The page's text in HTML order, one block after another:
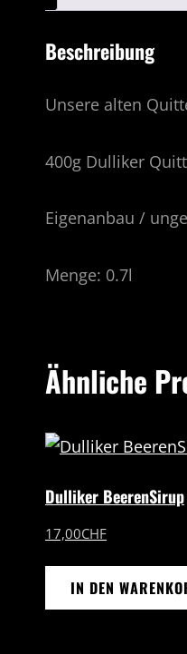
Beschreibung
Unsere alten
400g Dulliker
Eigenanbau /
Menge: 0.7l
Ähnliche
Dulliker BeerenSirup
17,00CHF
IN DEN